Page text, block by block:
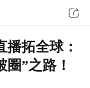
播拓全球：
”之路！